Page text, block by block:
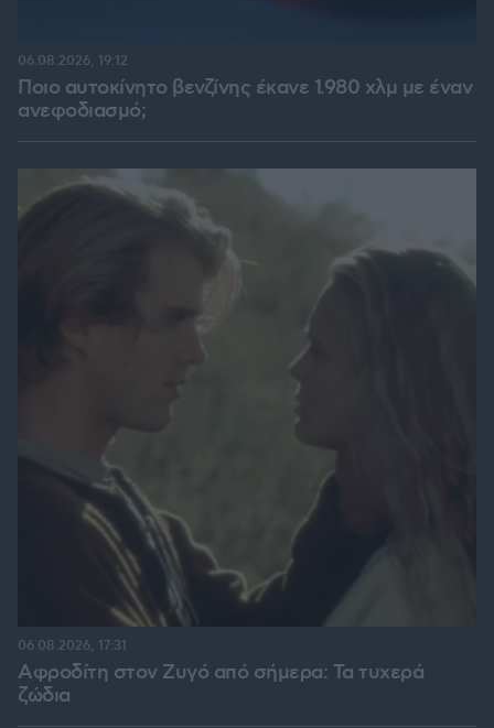
Ποιο αυτοκίνητο βενζίνης έκανε 1.980 χλμ με έναν
ανεφοδιασμό;
06.08.2026, 19:12
Αφροδίτη στον Ζυγό από σήμερα: Τα τυχερά
ζώδια
06.08.2026, 17:31